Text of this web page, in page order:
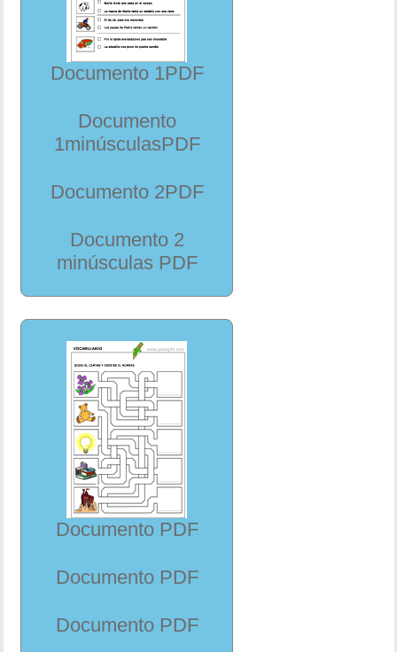
Documento 1PDF
Documento
1minúsculasPDF
Documento 2PDF
Documento 2
minúsculas PDF
Documento PDF
Documento PDF
Documento PDF